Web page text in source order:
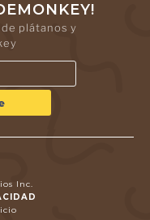
plátanos y
Inc.